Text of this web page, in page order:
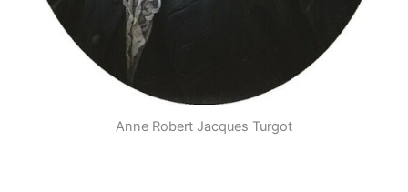
Anne Robert Jacques Turgot